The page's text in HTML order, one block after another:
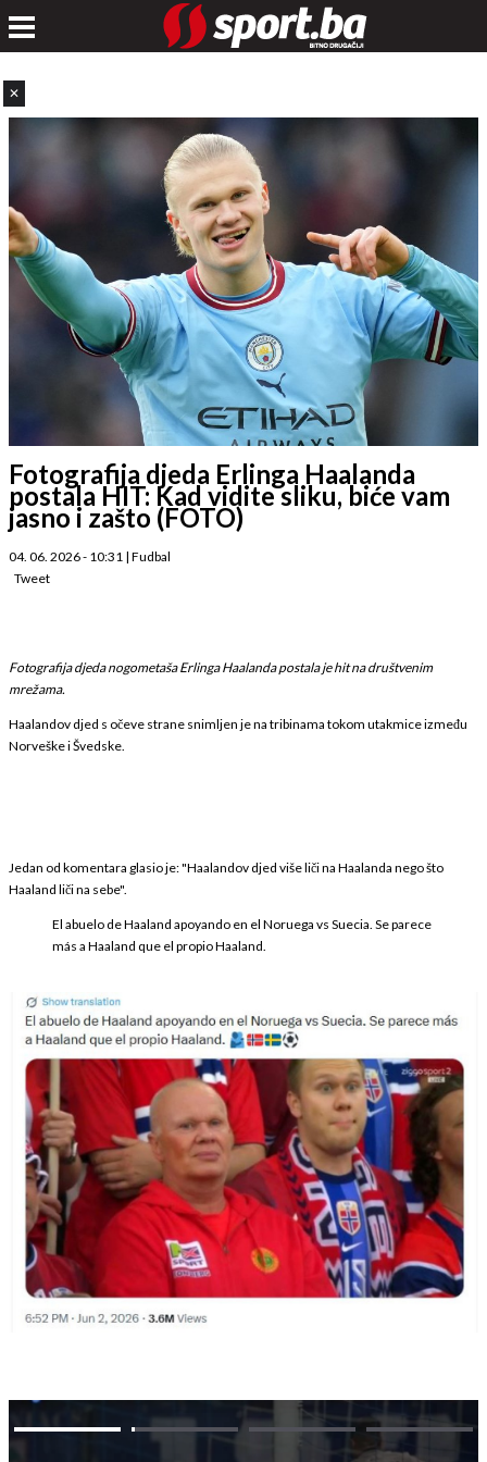
✕
Fotografija djeda Erlinga Haalanda
postala HIT: Kad vidite sliku, biće vam
jasno i zašto (FOTO)
04. 06. 2026 - 10:31 | Fudbal
Tweet
Fotografija djeda nogometaša Erlinga Haalanda postala je hit na društvenim
mrežama.
Haalandov djed s očeve strane snimljen je na tribinama tokom utakmice između
Norveške i Švedske.
Jedan od komentara glasio je: "Haalandov djed više liči na Haalanda nego što
Haaland liči na sebe".
El abuelo de Haaland apoyando en el Noruega vs Suecia. Se parece
más a Haaland que el propio Haaland.